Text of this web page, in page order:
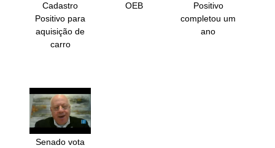
Cadastro
Positivo para
aquisição de
carro
OEB
Positivo
completou um
ano
Senado vota